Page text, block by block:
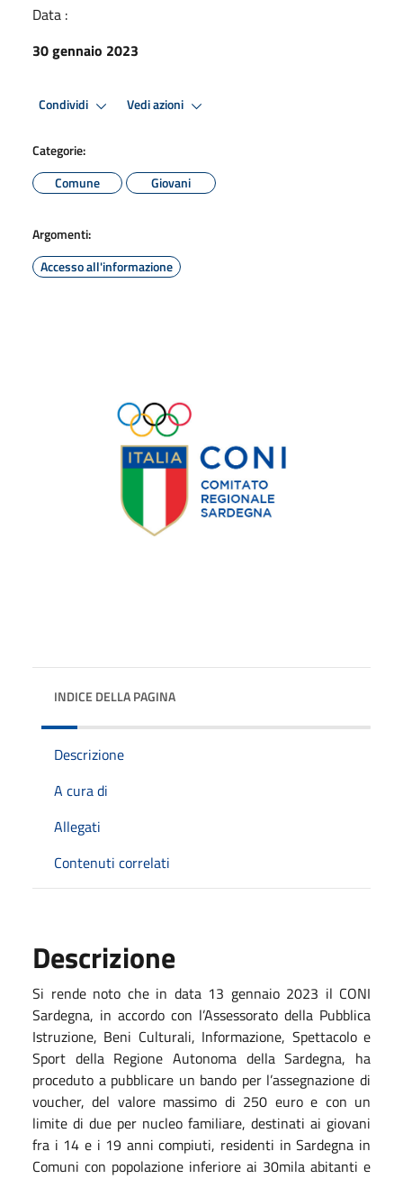
Data :
30 gennaio 2023
Condividi Vedi azioni
Categorie:
Comune
Giovani
Argomenti:
Accesso all'informazione
INDICE DELLA PAGINA
Descrizione
A cura di
Allegati
Contenuti correlati
Descrizione
Si rende noto che in data 13 gennaio 2023 il CONI
Sardegna, in accordo con l’Assessorato della Pubblica
Istruzione, Beni Culturali, Informazione, Spettacolo e
Sport della Regione Autonoma della Sardegna, ha
proceduto a pubblicare un bando per l’assegnazione di
voucher, del valore massimo di 250 euro e con un
limite di due per nucleo familiare, destinati ai giovani
fra i 14 e i 19 anni compiuti, residenti in Sardegna in
Comuni con popolazione inferiore ai 30mila abitanti e